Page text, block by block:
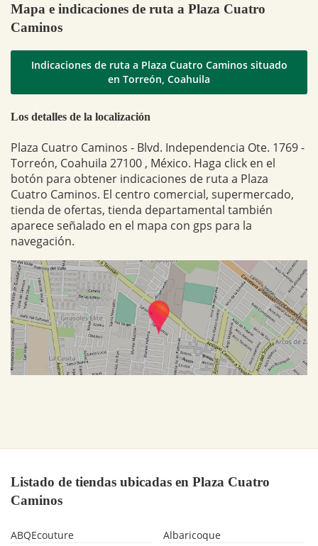
Mapa e indicaciones de ruta a Plaza Cuatro
Caminos
Indicaciones de ruta a Plaza Cuatro Caminos situado
en Torreón, Coahuila
Los detalles de la localización
Plaza Cuatro Caminos - Blvd. Independencia Ote. 1769 -
Torreón, Coahuila 27100 , México. Haga click en el
botón para obtener indicaciones de ruta a Plaza
Cuatro Caminos. El centro comercial, supermercado,
tienda de ofertas, tienda departamental también
aparece señalado en el mapa con gps para la
navegación.
Listado de tiendas ubicadas en Plaza Cuatro
Caminos
ABQEcouture
Albaricoque